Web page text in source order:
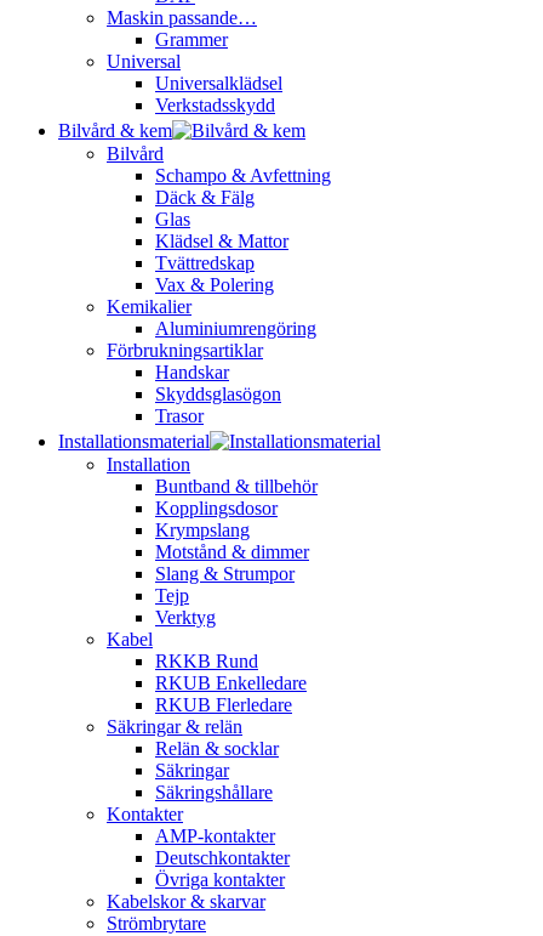
Maskin passande…
Grammer
Universal
Universalklädsel
Verkstadsskydd
Bilvård & kem
Bilvård
Schampo & Avfettning
Däck & Fälg
Glas
Klädsel & Mattor
Tvättredskap
Vax & Polering
Kemikalier
Aluminiumrengöring
Förbrukningsartiklar
Handskar
Skyddsglasögon
Trasor
Installationsmaterial
Installation
Buntband & tillbehör
Kopplingsdosor
Krympslang
Motstånd & dimmer
Slang & Strumpor
Tejp
Verktyg
Kabel
RKKB Rund
RKUB Enkelledare
RKUB Flerledare
Säkringar & relän
Relän & socklar
Säkringar
Säkringshållare
Kontakter
AMP-kontakter
Deutschkontakter
Övriga kontakter
Kabelskor & skarvar
Strömbrytare